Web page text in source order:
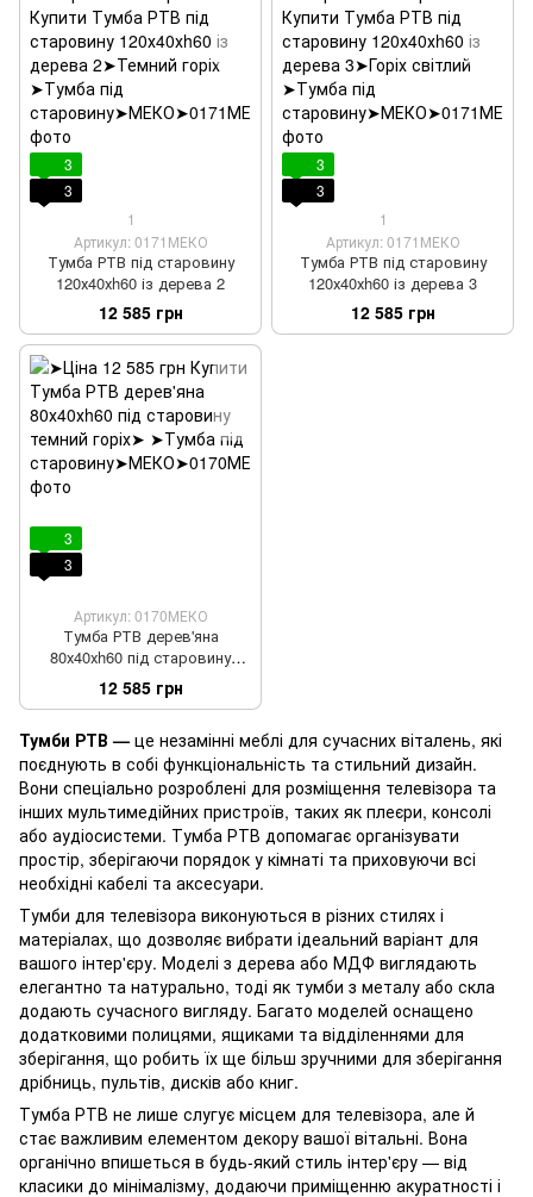
3
3
1
Артикул: 0171МЕКО
Тумба РТВ під старовину
120х40хh60 із дерева 2
12 585 грн
3
3
1
Артикул: 0171МЕКО
Тумба РТВ під старовину
120х40хh60 із дерева 3
12 585 грн
3
3
Артикул: 0170МЕКО
Тумба РТВ дерев'яна
80х40хh60 під старовину
темний горіх
12 585 грн
Тумби РТВ — це незамінні меблі для сучасних віталень, які
поєднують в собі функціональність та стильний дизайн.
Вони спеціально розроблені для розміщення телевізора та
інших мультимедійних пристроїв, таких як плеєри, консолі
або аудіосистеми. Тумба РТВ допомагає організувати
простір, зберігаючи порядок у кімнаті та приховуючи всі
необхідні кабелі та аксесуари.
Тумби для телевізора виконуються в різних стилях і
матеріалах, що дозволяє вибрати ідеальний варіант для
вашого інтер'єру. Моделі з дерева або МДФ виглядають
елегантно та натурально, тоді як тумби з металу або скла
додають сучасного вигляду. Багато моделей оснащено
додатковими полицями, ящиками та відділеннями для
зберігання, що робить їх ще більш зручними для зберігання
дрібниць, пультів, дисків або книг.
Тумба РТВ не лише слугує місцем для телевізора, але й
стає важливим елементом декору вашої вітальні. Вона
органічно впишеться в будь-який стиль інтер'єру — від
класики до мінімалізму, додаючи приміщенню акуратності і